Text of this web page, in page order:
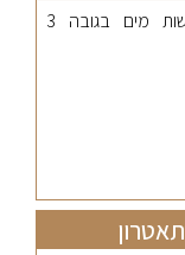
שתי מגלשות מים בגובה 3
תאטרון